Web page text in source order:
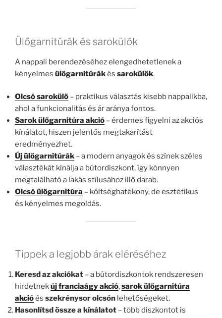
Ülőgarnitúrák és sarokülők
A nappali berendezéséhez elengedhetetlenek a
kényelmes ülőgarnitúrákés sarokülők.
Olcsó sarokülő – praktikus választás kisebb nappalikba,
ahol a funkcionalitás és ár aránya fontos.
Sarok ülőgarnitúra akció – érdemes figyelni az akciós
kínálatot, hiszen jelentős megtakarítást
eredményezhet.
Új ülőgarnitúrák – a modern anyagok és színek széles
választékát kínálja a bútordiszkont, így könnyen
megtalálható a lakás stílusához illő darab.
Olcsó ülőgarnitúra – költséghatékony, de esztétikus
és kényelmes megoldás.
Tippek a legjobb árak eléréséhez
Keresd az akciókat – a bútordiszkontok rendszeresen
hirdetnekúj franciaágy akció,sarok ülőgarnitúra
akcióés szekrénysor olcsón lehetőségeket.
Hasonlítsd össze a kínálatot – több diszkontot is